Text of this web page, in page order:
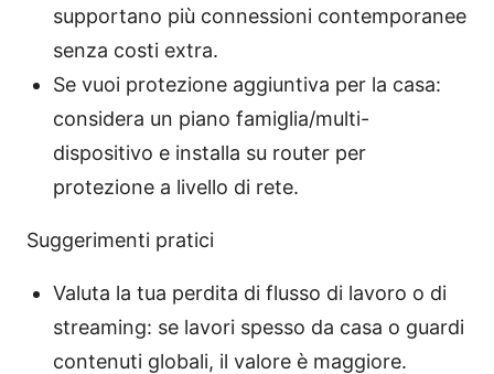
supportano più connessioni contemporanee
senza costi extra.
Se vuoi protezione aggiuntiva per la casa:
considera un piano famiglia/multi-
dispositivo e installa su router per
protezione a livello di rete.
Suggerimenti pratici
Valuta la tua perdita di flusso di lavoro o di
streaming: se lavori spesso da casa o guardi
contenuti globali, il valore è maggiore.